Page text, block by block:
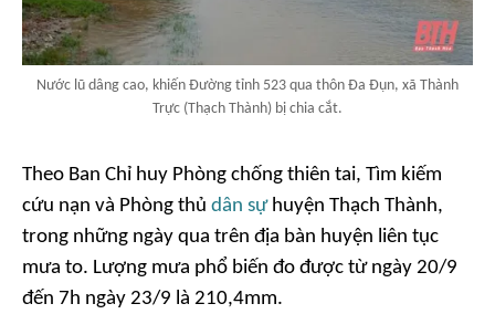
Nước lũ dâng cao, khiến Đường tỉnh 523 qua thôn Đa Đụn, xã Thành
Trực (Thạch Thành) bị chia cắt.
Theo Ban Chỉ huy Phòng chống thiên tai, Tìm kiếm
cứu nạn và Phòng thủ dân sựhuyện Thạch Thành,
trong những ngày qua trên địa bàn huyện liên tục
mưa to. Lượng mưa phổ biến đo được từ ngày 20/9
đến 7h ngày 23/9 là 210,4mm.